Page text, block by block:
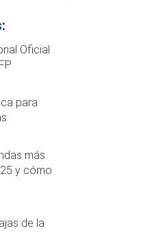
Oficial
para
más
y cómo
de la